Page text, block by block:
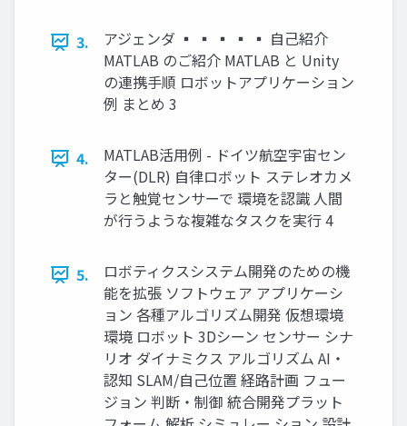
3.
アジェンダ ▪ ▪ ▪ ▪ ▪ 自己紹介
MATLAB のご紹介 MATLAB と Unity
の連携手順 ロボットアプリケーション
例 まとめ 3
4.
MATLAB活用例 - ドイツ航空宇宙セン
ター(DLR) 自律ロボット ステレオカメ
ラと触覚センサーで 環境を認識 人間
が行うような複雑なタスクを実行 4
5.
ロボティクスシステム開発のための機
能を拡張 ソフトウェア アプリケーシ
ョン 各種アルゴリズム開発 仮想環境
環境 ロボット 3Dシーン センサー シナ
リオ ダイナミクス アルゴリズム AI・
認知 SLAM/自己位置 経路計画 フュー
ジョン 判断・制御 統合開発プラット